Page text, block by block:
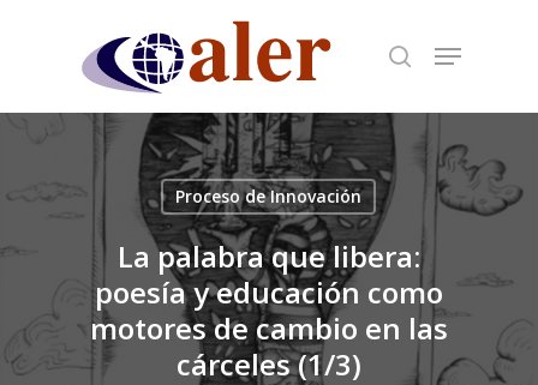
content
Proceso de Innovación
La palabra que libera:
poesía y educación como
motores de cambio en las
cárceles (1/3)